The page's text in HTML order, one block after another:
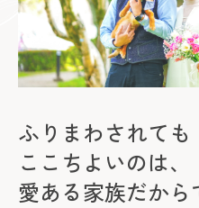
ふりまわされても
ここちよいのは、
愛ある家族だから